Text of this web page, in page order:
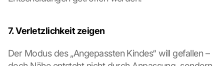
7. Verletzlichkeit zeigen
Der Modus des „Angepassten Kindes“ will gefallen –